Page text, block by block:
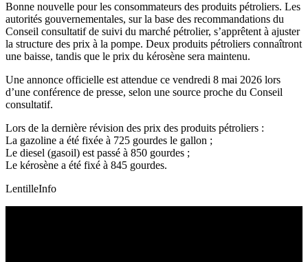
Bonne nouvelle pour les consommateurs des produits pétroliers. Les
autorités gouvernementales, sur la base des recommandations du
Conseil consultatif de suivi du marché pétrolier, s’apprêtent à ajuster
la structure des prix à la pompe. Deux produits pétroliers connaîtront
une baisse, tandis que le prix du kérosène sera maintenu.
Une annonce officielle est attendue ce vendredi 8 mai 2026 lors
d’une conférence de presse, selon une source proche du Conseil
consultatif.
Lors de la dernière révision des prix des produits pétroliers :
La gazoline a été fixée à 725 gourdes le gallon ;
Le diesel (gasoil) est passé à 850 gourdes ;
Le kérosène a été fixé à 845 gourdes.
LentilleInfo